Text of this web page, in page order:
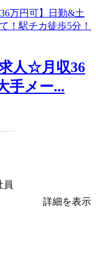
求人☆月収36
手メー...
員
詳細を表示